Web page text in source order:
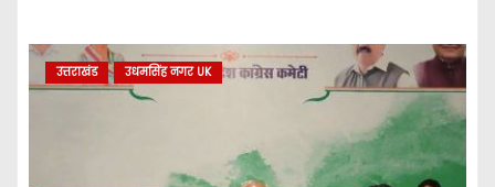
उत्तराखंड उधमसिंह नगर UK